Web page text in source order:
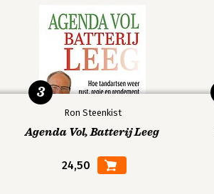
Ron Steenkist
Agenda Vol, Batterij Leeg
24,50
3